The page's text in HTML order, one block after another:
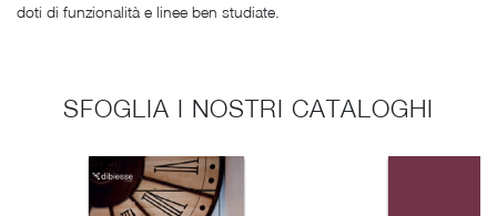
doti di funzionalità e linee ben studiate.
SFOGLIA I NOSTRI CATALOGHI